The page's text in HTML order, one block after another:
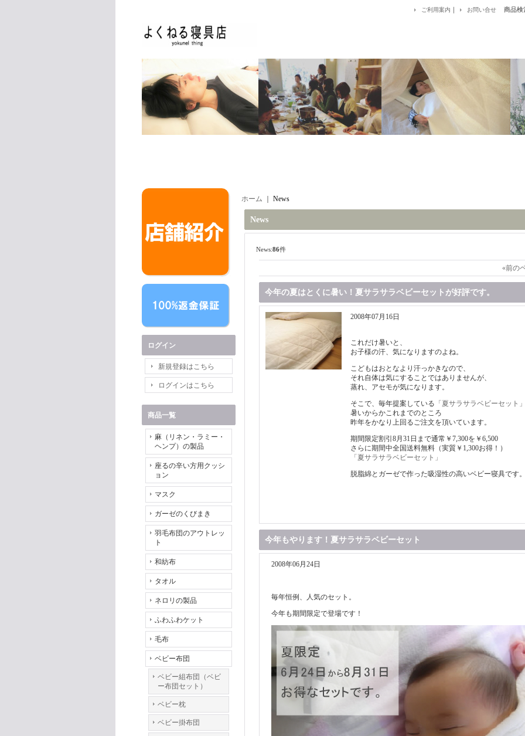
ご利用案内 ｜ お問い合せ 商品検
ログイン
新規登録はこちら
ログインはこちら
商品一覧
麻（リネン・ラミー・
ヘンプ）の製品
座るの辛い方用クッシ
ョン
マスク
ガーゼのくびまき
羽毛布団のアウトレッ
ト
和紡布
タオル
ネロリの製品
ふわふわケット
毛布
ベビー布団
ベビー組布団（ベビ
ー布団セット）
ベビー枕
ベビー掛布団
ホーム News
News
News:86件
«前の
今年の夏はとくに暑い！夏サラサラベビーセットが好評です。
2008年07月16日
これだけ暑いと、
お子様の汗、気になりますのよね。
こどもはおとなより汗っかきなので、
それ自体は気にすることではありませんが、
蒸れ、アセモが気になります。
そこで、毎年提案している 「夏サラサラベビーセット
暑いからかこれまでのところ
昨年をかなり上回るご注文を頂いています。
期間限定割引8月31日まで通常￥7,300を￥6,500
さらに期間中全国送料無料（実質￥1,300お得！）
「夏サラサラベビーセット」
脱脂綿とガーゼで作った吸湿性の高いベビー寝具です
今年もやります！夏サラサラベビーセット
2008年06月24日
毎年恒例、人気のセット。
今年も期間限定で登場です！